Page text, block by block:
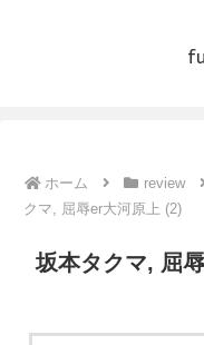
ホーム review
クマ, 屈辱er大河原上 (2)
坂本タクマ, 屈